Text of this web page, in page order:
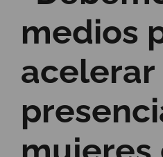
medios
acelerar